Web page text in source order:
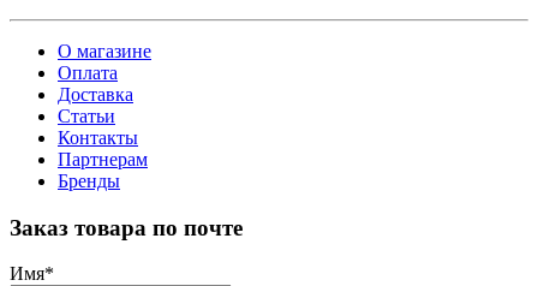
О магазине
Оплата
Доставка
Статьи
Контакты
Партнерам
Бренды
Заказ товара по почте
Имя*